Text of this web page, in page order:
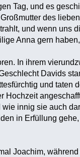
Tag, und es
des
und wenn uns
Anna gern
In ihrem
Davids
und taten
Hochzeit
innig sie auch
in Erfüllung
Joachim,